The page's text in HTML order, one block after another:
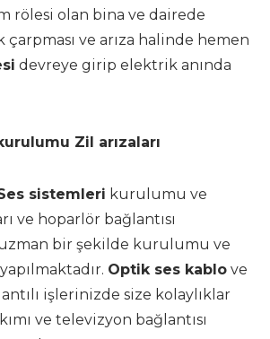
rölesi olan bina ve dairede
ve arıza halinde hemen
devreye girip elektrik anında
Zil arızaları
sistemleri kurulumu ve
ve hoparlör bağlantısı
uzman bir şekilde kurulumu ve
Optik ses kablo ve
işlerinizde size kolaylıklar
ve televizyon bağlantısı